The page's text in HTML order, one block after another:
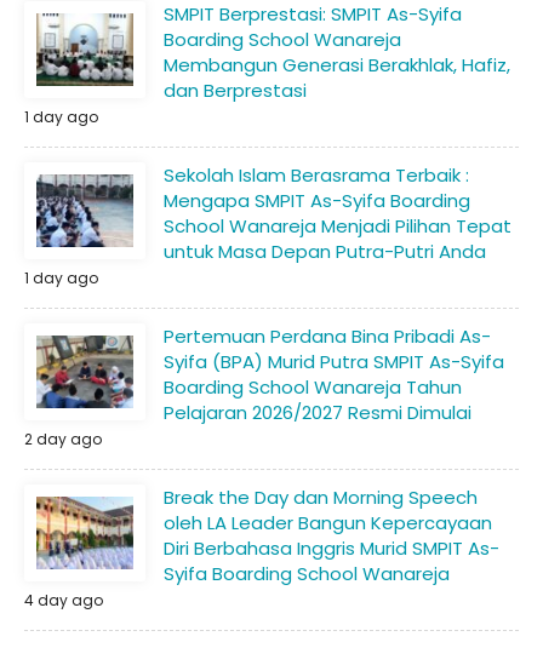
SMPIT Berprestasi: SMPIT As-Syifa
Boarding School Wanareja
Membangun Generasi Berakhlak, Hafiz,
dan Berprestasi
1 day ago
Sekolah Islam Berasrama Terbaik :
Mengapa SMPIT As-Syifa Boarding
School Wanareja Menjadi Pilihan Tepat
untuk Masa Depan Putra-Putri Anda
1 day ago
Pertemuan Perdana Bina Pribadi As-
Syifa (BPA) Murid Putra SMPIT As-Syifa
Boarding School Wanareja Tahun
Pelajaran 2026/2027 Resmi Dimulai
2 day ago
Break the Day dan Morning Speech
oleh LA Leader Bangun Kepercayaan
Diri Berbahasa Inggris Murid SMPIT As-
Syifa Boarding School Wanareja
4 day ago